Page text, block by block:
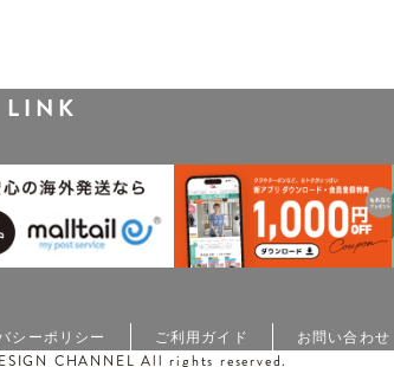
LINK
シーポリシー ご利用ガイド お問い合わせ
CHANNEL All rights reserved.